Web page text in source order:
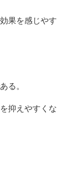
果を感じやす
る。
抑えやすくな